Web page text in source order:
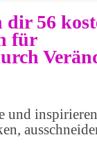
56
für
und